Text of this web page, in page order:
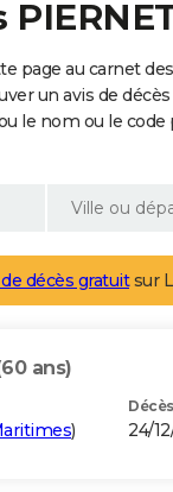
page au carnet
un avis de
le nom ou le
décès gratuitsur
ans)
)
Décès
24/